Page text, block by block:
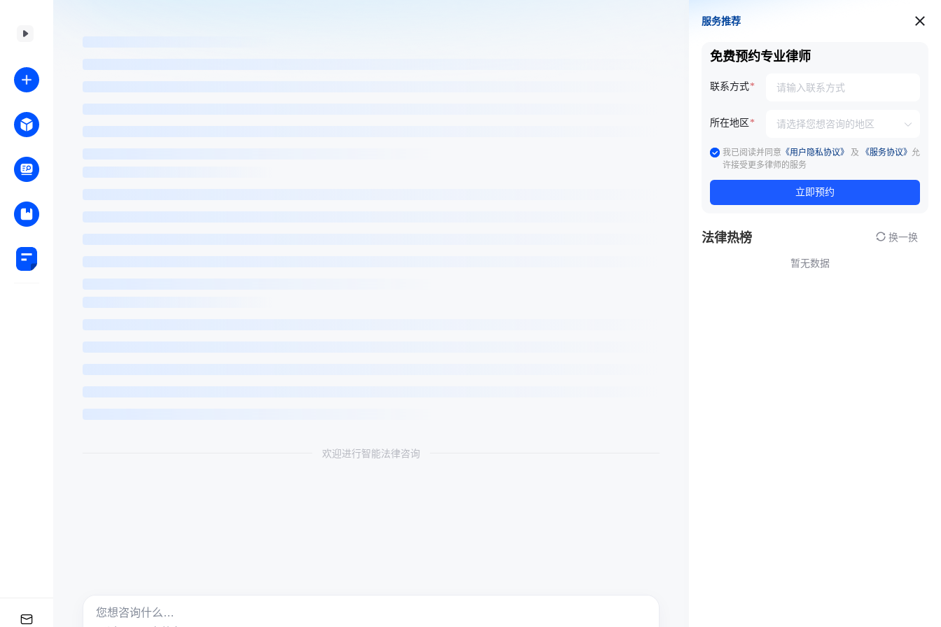
欢迎进行智能法律咨询
服务推荐
服务推荐
免费预约专业律师
联系方式
所在地区
我已阅读并同意 《用户隐私协议》 及 《服务协议》 允
许接受更多律师的服务
立即预约
法律热榜 换一换
暂无数据